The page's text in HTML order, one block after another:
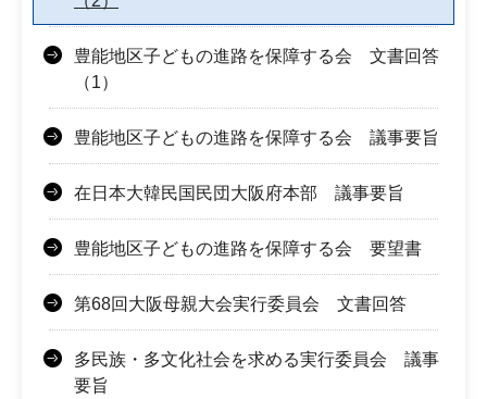
豊能地区子どもの進路を保障する会 文書回答
（1）
豊能地区子どもの進路を保障する会 議事要旨
在日本大韓民国民団大阪府本部 議事要旨
豊能地区子どもの進路を保障する会 要望書
第68回大阪母親大会実行委員会 文書回答
多民族・多文化社会を求める実行委員会 議事
要旨